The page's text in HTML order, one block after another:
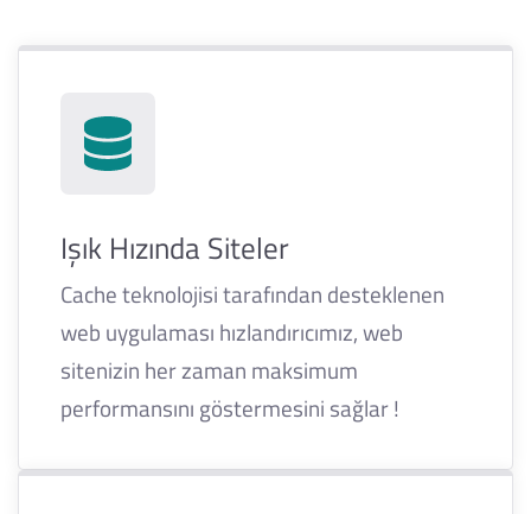
Işık Hızında Siteler
Cache teknolojisi tarafından desteklenen
web uygulaması hızlandırıcımız, web
sitenizin her zaman maksimum
performansını göstermesini sağlar !